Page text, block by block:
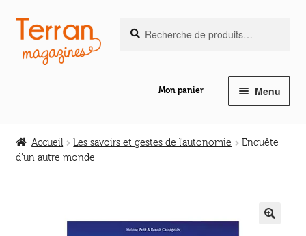
Aller
la
Aller
au
contenu
pour :
Mon panier Menu
le
enfant
Les ouvrages
Ouvrir
Accueil Les savoirs et gestes de l'autonomie
Enquête
d’un autre monde